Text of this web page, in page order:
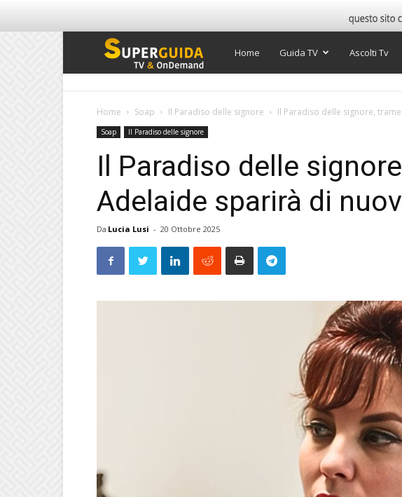
Super
Home Guida TV Ascolti Tv
Home Soap Il Paradiso delle signore Il Paradiso delle signore,
Soap Il Paradiso delle signore
Il Paradiso delle
Adelaide sparirà di
Da Lucia Lusi - 20 Ottobre 2025